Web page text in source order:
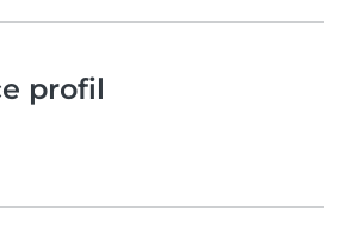
profil